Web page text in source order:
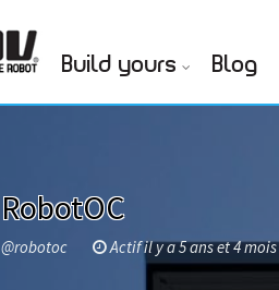
Build yours Blog
RobotOC
@robotoc Actif il y a 5 ans et 4 mois